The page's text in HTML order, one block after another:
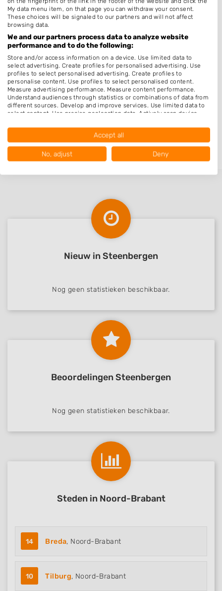
Moerstraten
Kruisland
Halsteren
Nieuw-Vossemeer
Dinteloord
Heerle
Oud-Vossemeer
Wouw
Nieuw in Steenbergen
Nog geen statistieken beschikbaar.
Beoordelingen Steenbergen
Nog geen statistieken beschikbaar.
Steden in Noord-Brabant
14 Breda, Noord-Brabant
10 Tilburg, Noord-Brabant
My data menu item, on that page you can withdraw your consent.
These choices will be signaled to our partners and will not affect
browsing data.
We and our partners process data to analyze website
performance and to do the following:
Store and/or access information on a device. Use limited data to
select advertising. Create profiles for personalised advertising. Use
profiles to select personalised advertising. Create profiles to
personalise content. Use profiles to select personalised content.
Measure advertising performance. Measure content performance.
Understand audiences through statistics or combinations of data from
different sources. Develop and improve services. Use limited data to
select content. Use precise geolocation data. Actively scan device
Data may be shared outside of the European Union and send to the
Your consent and the cookie policy applies solely to this website/app.
View Partner List (1016 IAB Vendors)
We use your data for the following purposes:
Store and/or access information on a device
Use limited data to select advertising
Create profiles to personalise content
Use profiles to select personalised content
Measure advertising performance
Measure content performance
Understand audiences through statistics
or combinations of data from different
Develop and improve services
Use limited data to select content
Use precise geolocation data
Identify devices based on information
Performance
Advertising
Accept all
No, adjust Deny